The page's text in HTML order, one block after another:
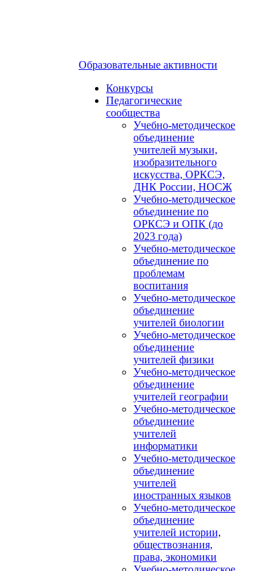
Образовательные активности
Конкурсы
Педагогические
сообщества
Учебно-методическое
объединение
учителей музыки,
изобразительного
искусства, ОРКСЭ,
ДНК России, НОСЖ
Учебно-методическое
объединение по
ОРКСЭ и ОПК (до
2023 года)
Учебно-методическое
объединение по
проблемам
воспитания
Учебно-методическое
объединение
учителей биологии
Учебно-методическое
объединение
учителей физики
Учебно-методическое
объединение
учителей географии
Учебно-методическое
объединение
учителей
информатики
Учебно-методическое
объединение
учителей
иностранных языков
Учебно-методическое
объединение
учителей истории,
обществознания,
права, экономики